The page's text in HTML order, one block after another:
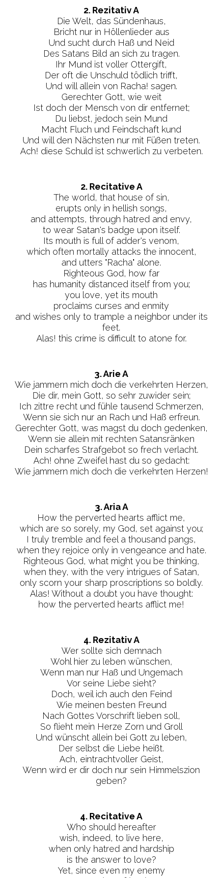
2. Rezitativ A
Die Welt, das Sündenhaus,
Bricht nur in Höllenlieder aus
Und sucht durch Haß und Neid
Des Satans Bild an sich zu tragen.
Ihr Mund ist voller Ottergift,
Der oft die Unschuld tödlich trifft,
Und will allein von Racha! sagen.
Gerechter Gott, wie weit
Ist doch der Mensch von dir entfernet;
Du liebst, jedoch sein Mund
Macht Fluch und Feindschaft kund
Und will den Nächsten nur mit Füßen treten.
Ach! diese Schuld ist schwerlich zu verbeten.
2. Recitative A
The world, that house of sin,
erupts only in hellish songs,
and attempts, through hatred and envy,
to wear Satan's badge upon itself.
Its mouth is full of adder's venom,
which often mortally attacks the innocent,
and utters "Racha" alone.
Righteous God, how far
has humanity distanced itself from you;
you love, yet its mouth
proclaims curses and enmity
and wishes only to trample a neighbor under its
feet.
Alas! this crime is difficult to atone for.
3. Arie A
Wie jammern mich doch die verkehrten Herzen,
Die dir, mein Gott, so sehr zuwider sein;
Ich zittre recht und fühle tausend Schmerzen,
Wenn sie sich nur an Rach und Haß erfreun.
Gerechter Gott, was magst du doch gedenken,
Wenn sie allein mit rechten Satansränken
Dein scharfes Strafgebot so frech verlacht.
Ach! ohne Zweifel hast du so gedacht:
Wie jammern mich doch die verkehrten Herzen!
3. Aria A
How the perverted hearts afflict me,
which are so sorely, my God, set against you;
I truly tremble and feel a thousand pangs,
when they rejoice only in vengeance and hate.
Righteous God, what might you be thinking,
when they, with the very intrigues of Satan,
only scorn your sharp proscriptions so boldly.
Alas! Without a doubt you have thought:
how the perverted hearts afflict me!
4. Rezitativ A
Wer sollte sich demnach
Wohl hier zu leben wünschen,
Wenn man nur Haß und Ungemach
Vor seine Liebe sieht?
Doch, weil ich auch den Feind
Wie meinen besten Freund
Nach Gottes Vorschrift lieben soll,
So flieht mein Herze Zorn und Groll
Und wünscht allein bei Gott zu leben,
Der selbst die Liebe heißt.
Ach, eintrachtvoller Geist,
Wenn wird er dir doch nur sein Himmelszion
geben?
4. Recitative A
Who should hereafter
wish, indeed, to live here,
when only hatred and hardship
is the answer to love?
Yet, since even my enemy